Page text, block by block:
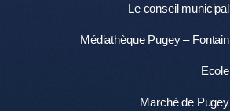
Le conseil municipal
Médiathèque Pugey – Fontain
Ecole
Marché de Pugey